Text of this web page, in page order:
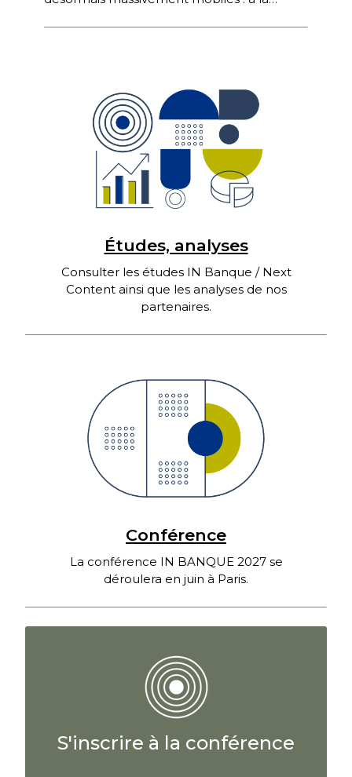
Études, analyses
Consulter les études IN Banque / Next
Content ainsi que les analyses de nos
partenaires.
Conférence
La conférence IN BANQUE 2027 se
déroulera en juin à Paris.
S'inscrire à la conférence